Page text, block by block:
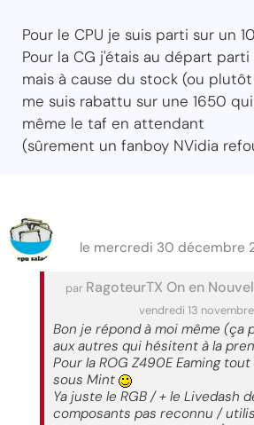
Pour le CPU je suis parti sur un
Pour la CG j'étais au départ
mais à cause du stock (ou
me suis rabattu sur une 1650
même le taf en attendant
(sûrement un fanboy NVidia
le mercredi 30 décembre
par RagoteurTX On en
vendredi 13
Bon je répond à moi même (ça
aux autres qui hésitent à la
Pour la ROG Z490E Eaming
sous Mint
Ya juste le RGB / + le Livedash
composants pas reconnu /